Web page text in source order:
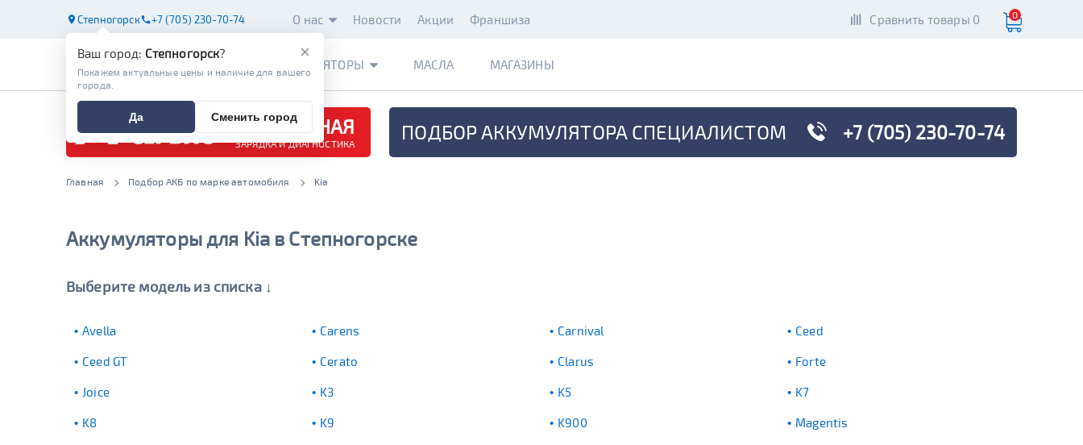
Степногорск +7 (705) 230-70-74 О нас Новости Акции Франшиза Сравнить товары 0 0
АККУМУЛЯТОРЫ МАСЛА МАГАЗИНЫ
БЕСПЛАТНАЯ
ЗАРЯДКА И ДИАГНОСТИКА ПОДБОР АККУМУЛЯТОРА СПЕЦИАЛИСТОМ +7 (705) 230-70-74
Главная Подбор АКБ по марке автомобиля Kia
Аккумуляторы для Kia в Степногорске
Выберите модель из списка ↓
Avella Carens Carnival Ceed
Ceed GT Cerato Clarus Forte
Joice K3 K5 K7
K8 K9 K900 Magentis
×
Ваш город: Степногорск?
Покажем актуальные цены и наличие для вашего
города.
Да Сменить город